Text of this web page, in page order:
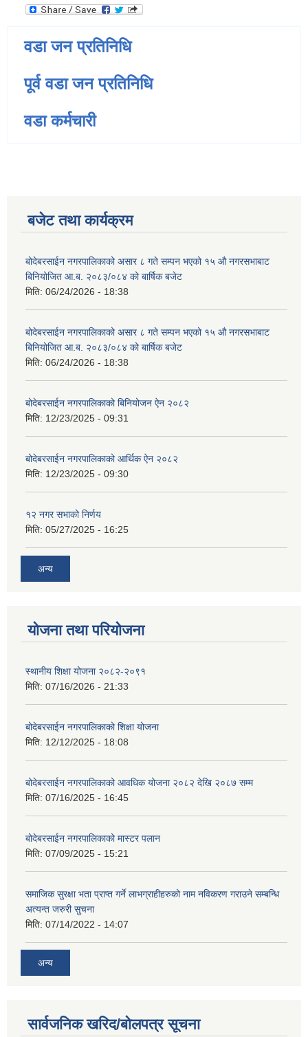
वडा जन प्रतिनिधि
पूर्व वडा जन प्रतिनिधि
वडा कर्मचारी
बजेट तथा कार्यक्रम
बोदेबरसाईन नगरपालिकाको असार ८ गते सम्पन भएको १५ ‍‍‍औ नगरसभाबाट
बिनियोजित आ.ब. २०८३/०८४ को बार्षिक बजेट
मिति: 06/24/2026 - 18:38
बोदेबरसाईन नगरपालिकाको असार ८ गते सम्पन भएको १५ ‍‍‍औ नगरसभाबाट
बिनियोजित आ.ब. २०८३/०८४ को बार्षिक बजेट
मिति: 06/24/2026 - 18:38
बोदेबरसाईन नगरपालिकाको बिनियोजन ऐन २०८२
मिति: 12/23/2025 - 09:31
बोदेबरसाईन नगरपालिकाको आर्थिक ऐन २०८२
मिति: 12/23/2025 - 09:30
१२ नगर सभाको निर्णय
मिति: 05/27/2025 - 16:25
अन्य
योजना तथा परियोजना
स्थानीय शिक्षा योजना २०८२-२०९१
मिति: 07/16/2026 - 21:33
बोदेबरसाईन नगरपालिकाको शिक्षा योजना
मिति: 12/12/2025 - 18:08
बोदेबरसाईन नगरपालिकाको आवधिक योजना २०८२ देखि २०८७ सम्म
मिति: 07/16/2025 - 16:45
बोदेबरसाईन नगरपालिकाको मास्टर पलान
मिति: 07/09/2025 - 15:21
समाजिक सुरक्षा भता प्राप्त गर्ने लाभग्राहीहरुको नाम नविकरण गराउने सम्बन्धि
अत्यन्त जरुरी सुचना
मिति: 07/14/2022 - 14:07
अन्य
सार्वजनिक खरिद/बोलपत्र सूचना